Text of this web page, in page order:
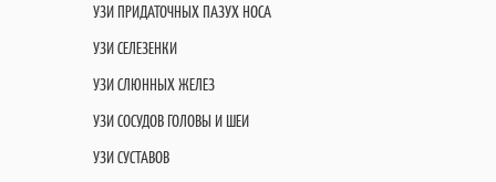
УЗИ ПРИДАТОЧНЫХ ПАЗУХ НОСА
УЗИ СЕЛЕЗЕНКИ
УЗИ СЛЮННЫХ ЖЕЛЕЗ
УЗИ СОСУДОВ ГОЛОВЫ И ШЕИ
УЗИ СУСТАВОВ